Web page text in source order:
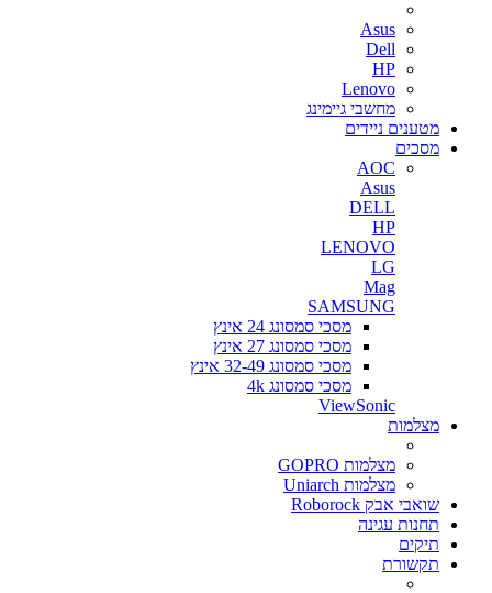
Asus
Dell
HP
Lenovo
מחשבי גיימינג
מטענים ניידים
מסכים
AOC
Asus
DELL
HP
LENOVO
LG
Mag
SAMSUNG
מסכי סמסונג 24 אינץ
מסכי סמסונג 27 אינץ
מסכי סמסונג 32-49 אינץ
מסכי סמסונג 4k
ViewSonic
מצלמות
מצלמות GOPRO
מצלמות Uniarch
שואבי אבק Roborock
תחנות עגינה
תיקים
תקשורת